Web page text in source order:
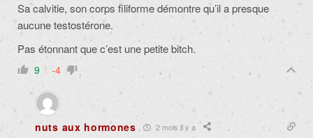
Sa calvitie, son corps filiforme démontre qu’il a presque
aucune testostérone.
Pas étonnant que c’est une petite bitch.
9 -4
nuts aux hormones 2 mois il y a